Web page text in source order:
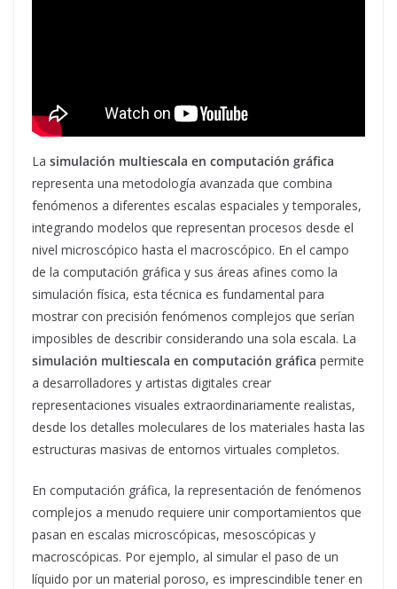
La simulación multiescala en computación gráfica
representa una metodología avanzada que combina
fenómenos a diferentes escalas espaciales y temporales,
integrando modelos que representan procesos desde el
nivel microscópico hasta el macroscópico. En el campo
de la computación gráfica y sus áreas afines como la
simulación física, esta técnica es fundamental para
mostrar con precisión fenómenos complejos que serían
imposibles de describir considerando una sola escala. La
simulación multiescala en computación gráfica permite
a desarrolladores y artistas digitales crear
representaciones visuales extraordinariamente realistas,
desde los detalles moleculares de los materiales hasta las
estructuras masivas de entornos virtuales completos.
En computación gráfica, la representación de fenómenos
complejos a menudo requiere unir comportamientos que
pasan en escalas microscópicas, mesoscópicas y
macroscópicas. Por ejemplo, al simular el paso de un
líquido por un material poroso, es imprescindible tener en